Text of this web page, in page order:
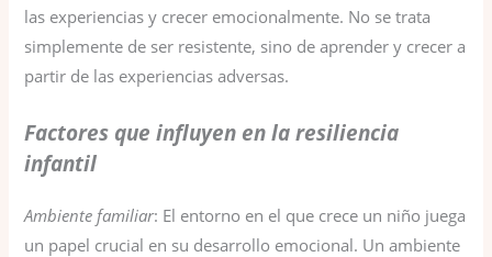
las experiencias y crecer emocionalmente. No se trata
simplemente de ser resistente, sino de aprender y crecer a
partir de las experiencias adversas.
Factores que influyen en la resiliencia
infantil
Ambiente familiar: El entorno en el que crece un niño juega
un papel crucial en su desarrollo emocional. Un ambiente